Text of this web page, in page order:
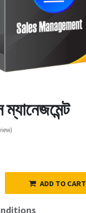
ADD TO CART